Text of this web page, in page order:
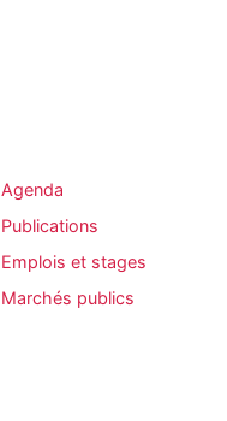
Agenda
Publications
Emplois et stages
Marchés publics